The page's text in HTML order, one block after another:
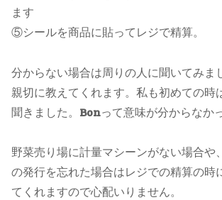
ます
⑤シールを商品に貼ってレジで精算。
分からない場合は周りの人に聞いてみま
親切に教えてくれます。私も初めての時
聞きました。 Bonって意味が分からなか
野菜売り場に計量マシーンがない場合や
の発行を忘れた場合はレジでの精算の時
てくれますので心配いりません。